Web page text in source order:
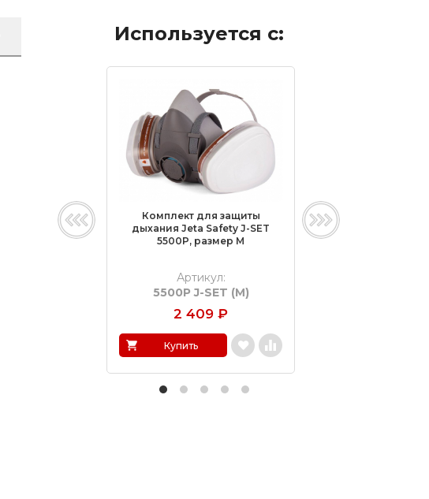
Используется с:
Комплект для защиты
дыхания Jeta Safety J-SET
5500P, размер M
Артикул:
5500P J-SET (M)
2 409 ₽
Купить
подачей